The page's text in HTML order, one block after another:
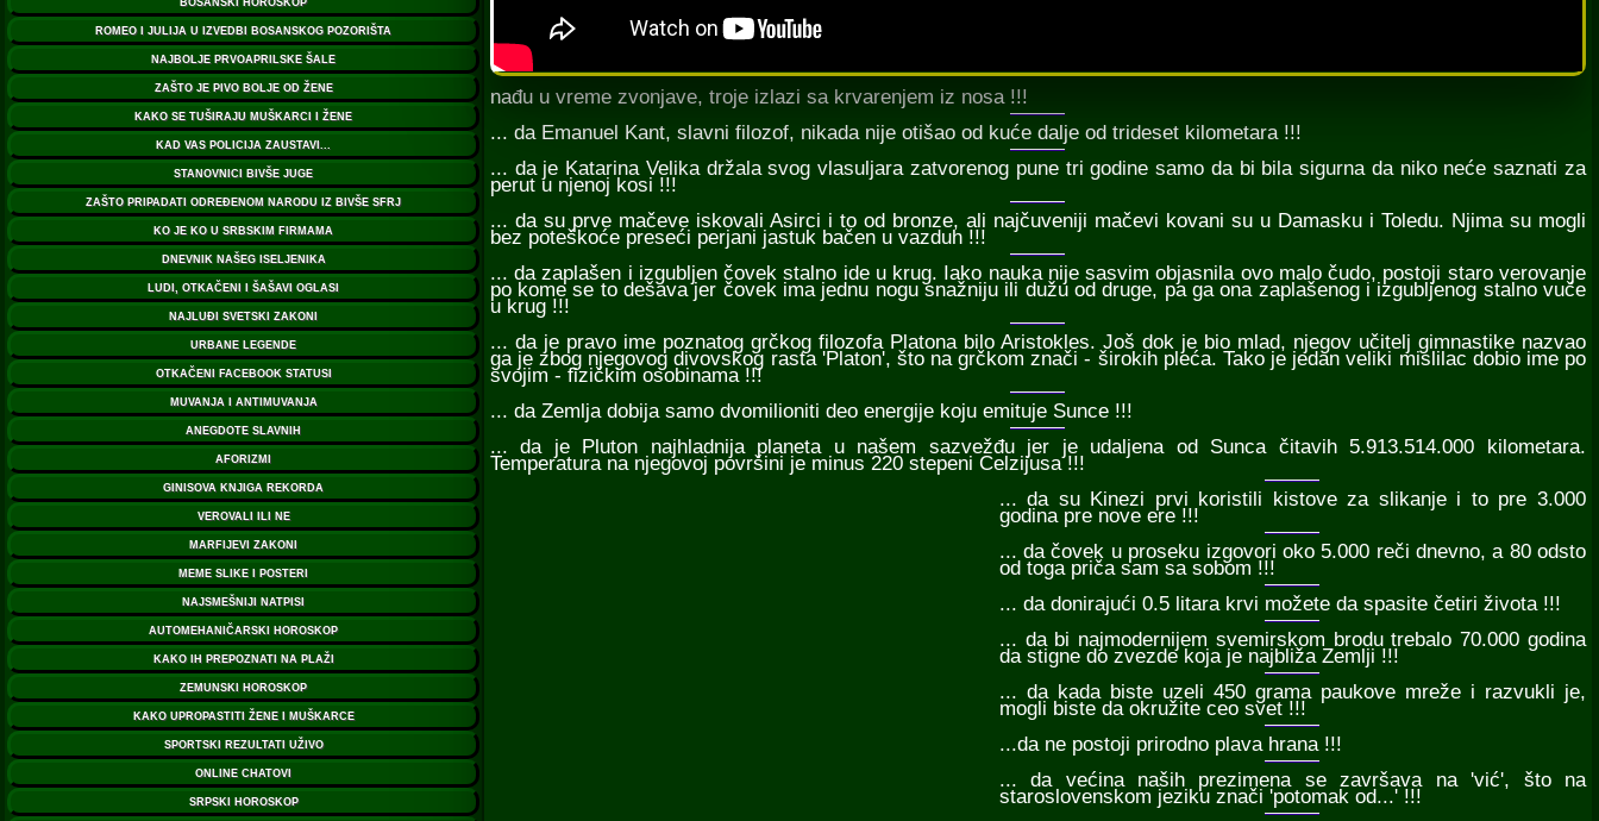
nađu u vreme zvonjave, troje izlazi sa krvarenjem iz nosa !!!
... da Emanuel Kant, slavni filozof, nikada nije otišao od kuće dalje od trideset kilometara !!!
... da je Katarina Velika držala svog vlasuljara zatvorenog pune tri godine samo da bi bila sigurna da niko neće saznati za
perut u njenoj kosi !!!
... da su prve mačeve iskovali Asirci i to od bronze, ali najčuveniji mačevi kovani su u Damasku i Toledu. Njima su mogli
bez poteškoće preseći perjani jastuk bačen u vazduh !!!
... da zaplašen i izgubljen čovek stalno ide u krug. Iako nauka nije sasvim objasnila ovo malo čudo, postoji staro verovanje
po kome se to dešava jer čovek ima jednu nogu snažniju ili dužu od druge, pa ga ona zaplašenog i izgubljenog stalno vuče
u krug !!!
... da je pravo ime poznatog grčkog filozofa Platona bilo Aristokles. Još dok je bio mlad, njegov učitelj gimnastike nazvao
ga je zbog njegovog divovskog rasta 'Platon', što na grčkom znači - širokih pleća. Tako je jedan veliki mislilac dobio ime po
svojim - fizičkim osobinama !!!
... da Zemlja dobija samo dvomilioniti deo energije koju emituje Sunce !!!
... da je Pluton najhladnija planeta u našem sazvežđu jer je udaljena od Sunca čitavih 5.913.514.000 kilometara.
Temperatura na njegovoj površini je minus 220 stepeni Celzijusa !!!
... da su Kinezi prvi koristili kistove za slikanje i to pre 3.000
godina pre nove ere !!!
... da čovek u proseku izgovori oko 5.000 reči dnevno, a 80 odsto
od toga priča sam sa sobom !!!
... da donirajući 0.5 litara krvi možete da spasite četiri života !!!
... da bi najmodernijem svemirskom brodu trebalo 70.000 godina
da stigne do zvezde koja je najbliža Zemlji !!!
... da kada biste uzeli 450 grama paukove mreže i razvukli je,
mogli biste da okružite ceo svet !!!
...da ne postoji prirodno plava hrana !!!
... da većina naših prezimena se završava na 'vić', što na
staroslovenskom jeziku znači 'potomak od...' !!!